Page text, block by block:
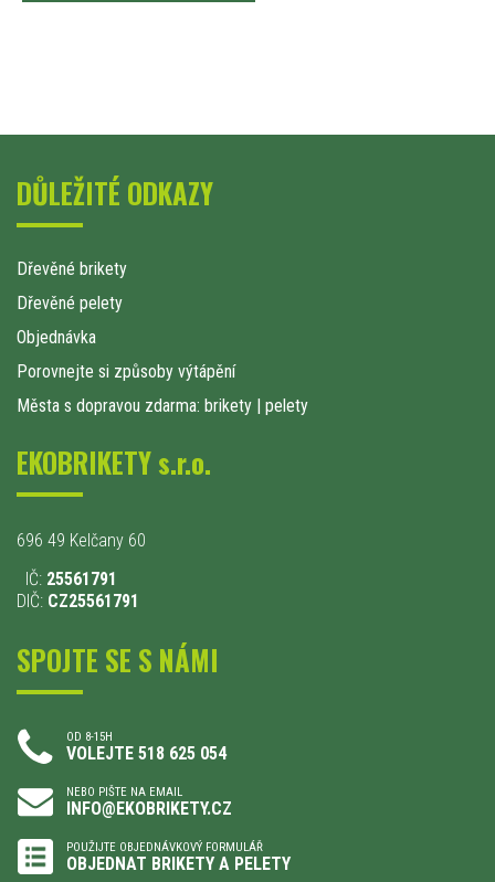
DŮLEŽITÉ ODKAZY
Dřevěné brikety
Dřevěné pelety
Objednávka
Porovnejte si způsoby výtápění
Města s dopravou zdarma: brikety | pelety
EKOBRIKETY s.r.o.
696 49 Kelčany 60
IČ: 25561791
DIČ: CZ25561791
SPOJTE SE S NÁMI
OD 8-15H
VOLEJTE 518 625 054
NEBO PIŠTE NA EMAIL
INFO@EKOBRIKETY.CZ
POUŽIJTE OBJEDNÁVKOVÝ FORMULÁŘ
OBJEDNAT BRIKETY A PELETY